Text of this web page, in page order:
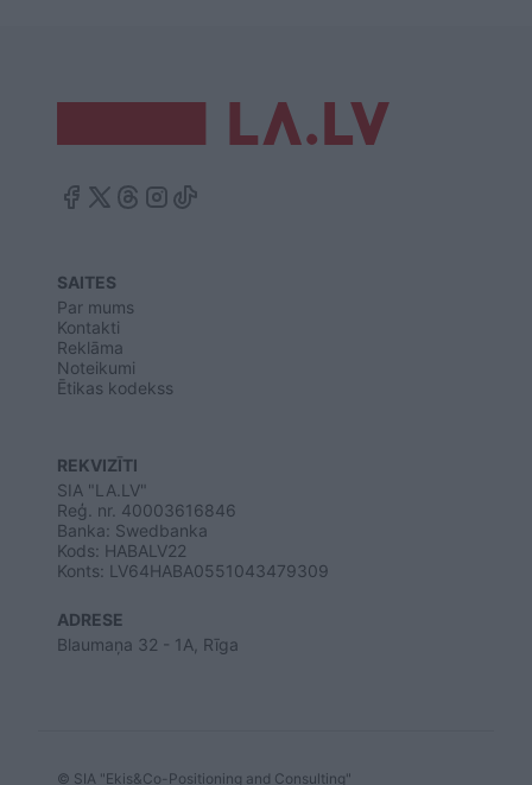
SAITES
Par mums
Kontakti
Reklāma
Noteikumi
Ētikas kodekss
REKVIZĪTI
SIA "LA.LV"
Reģ. nr. 40003616846
Banka: Swedbanka
Kods: HABALV22
Konts: LV64HABA0551043479309
ADRESE
Blaumaņa 32 - 1A, Rīga
© SIA "Ekis&Co-Positioning and Consulting"